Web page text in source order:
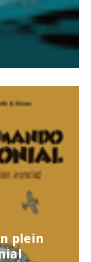
plein